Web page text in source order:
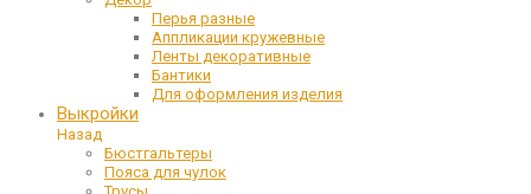
Перья разные
Аппликации кружевные
Ленты декоративные
Бантики
Для оформления изделия
Выкройки
Назад
Бюстгальтеры
Пояса для чулок